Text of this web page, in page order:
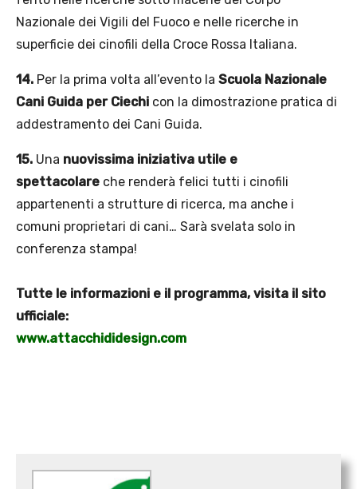
Nazionale dei Vigili del Fuoco e nelle ricerche in
superficie dei cinofili della Croce Rossa Italiana.
14. Per la prima volta all’evento la Scuola Nazionale
Cani Guida per Ciechi con la dimostrazione pratica di
addestramento dei Cani Guida.
15. Una nuovissima iniziativa utile e
spettacolare che renderà felici tutti i cinofili
appartenenti a strutture di ricerca, ma anche i
comuni proprietari di cani… Sarà svelata solo in
conferenza stampa!
Tutte le informazioni e il programma, visita il sito
ufficiale:
www.attacchididesign.com